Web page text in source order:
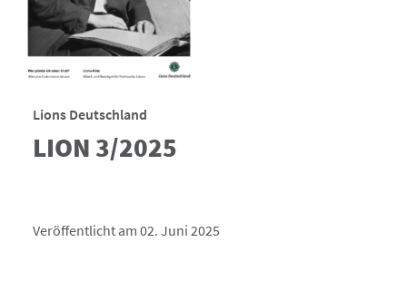
Lions Deutschland
LION 3/2025
Veröffentlicht am 02. Juni 2025